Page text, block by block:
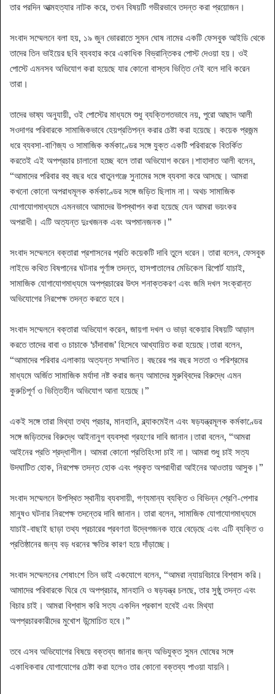
তার পরদিন আত্মহত্যার নাটক করে, তখন বিষয়টি গভীরভাবে তদন্ত করা প্রয়োজন।
সংবাদ সম্মেলনে বলা হয়, ১৯ জুন ভোররাতে সুমন ঘোষ নামের একটি ফেসবুক আইডি থেকে
তাদের তিন ভাইয়ের ছবি ব্যবহার করে একাধিক বিভ্রান্তিকর পোস্ট দেওয়া হয়। ওই
পোস্টে এমনসব অভিযোগ করা হয়েছে যার কোনো বাস্তব ভিত্তি নেই বলে দাবি করেন
তারা।
তাদের ভাষ্য অনুযায়ী, ওই পোস্টের মাধ্যমে শুধু ব্যক্তিগতভাবে নয়, পুরো আছাদ আলী
সওদাগর পরিবারকে সামাজিকভাবে হেয়প্রতিপন্ন করার চেষ্টা করা হয়েছে। কয়েক প্রজন্ম
ধরে ব্যবসা-বাণিজ্য ও সামাজিক কর্মকাণ্ডের সঙ্গে যুক্ত একটি পরিবারকে বিতর্কিত
করতেই এই অপপ্রচার চালানো হচ্ছে বলে তারা অভিযোগ করেন।শাহাদাত আলী বলেন,
“আমাদের পরিবার বহু বছর ধরে খাতুনগঞ্জে সুনামের সঙ্গে ব্যবসা করে আসছে। আমরা
কখনো কোনো অপরাধমূলক কর্মকাণ্ডের সঙ্গে জড়িত ছিলাম না। অথচ সামাজিক
যোগাযোগমাধ্যমে এমনভাবে আমাদের উপস্থাপন করা হয়েছে যেন আমরা ভয়ংকর
অপরাধী। এটি অত্যন্ত দুঃখজনক এবং অপমানজনক।”
সংবাদ সম্মেলনে বক্তারা প্রশাসনের প্রতি কয়েকটি দাবি তুলে ধরেন। তারা বলেন, ফেসবুক
লাইভে কথিত বিষপানের ঘটনার পূর্ণাঙ্গ তদন্ত, হাসপাতালের মেডিকেল রিপোর্ট যাচাই,
সামাজিক যোগাযোগমাধ্যমে অপপ্রচারের উৎস শনাক্তকরণ এবং জমি দখল সংক্রান্ত
অভিযোগের নিরপেক্ষ তদন্ত করতে হবে।
সংবাদ সম্মেলনে বক্তারা অভিযোগ করেন, জায়গা দখল ও ভাড়া বকেয়ার বিষয়টি আড়াল
করতে তাদের বাবা ও চাচাকে ‘চাঁদাবাজ’ হিসেবে আখ্যায়িত করা হয়েছে।তারা বলেন,
“আমাদের পরিবার এলাকায় অত্যন্ত সম্মানিত। বছরের পর বছর সততা ও পরিশ্রমের
মাধ্যমে অর্জিত সামাজিক মর্যাদা নষ্ট করার জন্য আমাদের মুরুব্বিদের বিরুদ্ধে এমন
কুরুচিপূর্ণ ও ভিত্তিহীন অভিযোগ আনা হয়েছে।”
একই সঙ্গে তারা মিথ্যা তথ্য প্রচার, মানহানি, ব্ল্যাকমেইল এবং ষড়যন্ত্রমূলক কর্মকাণ্ডের
সঙ্গে জড়িতদের বিরুদ্ধে আইনানুগ ব্যবস্থা গ্রহণের দাবি জানান।তারা বলেন, “আমরা
আইনের প্রতি শ্রদ্ধাশীল। আমরা কোনো প্রতিহিংসা চাই না। আমরা শুধু চাই সত্য
উদঘাটিত হোক, নিরপেক্ষ তদন্ত হোক এবং প্রকৃত অপরাধীরা আইনের আওতায় আসুক।”
সংবাদ সম্মেলনে উপস্থিত স্থানীয় ব্যবসায়ী, গণ্যমান্য ব্যক্তি ও বিভিন্ন শ্রেণি-পেশার
মানুষও ঘটনার নিরপেক্ষ তদন্তের দাবি জানান। তারা বলেন, সামাজিক যোগাযোগমাধ্যমে
যাচাই-বাছাই ছাড়া তথ্য প্রচারের প্রবণতা উদ্বেগজনক হারে বেড়েছে এবং এটি ব্যক্তি ও
প্রতিষ্ঠানের জন্য বড় ধরনের ক্ষতির কারণ হয়ে দাঁড়াচ্ছে।
সংবাদ সম্মেলনের শেষাংশে তিন ভাই একযোগে বলেন, “আমরা ন্যায়বিচারে বিশ্বাস করি।
আমাদের পরিবারকে ঘিরে যে অপপ্রচার, মানহানি ও ষড়যন্ত্র চলছে, তার সুষ্ঠু তদন্ত এবং
বিচার চাই। আমরা বিশ্বাস করি সত্য একদিন প্রকাশ হবেই এবং মিথ্যা
অপপ্রচারকারীদের মুখোশ উন্মোচিত হবে।”
তবে এসব অভিযোগের বিষয়ে বক্তব্য জানার জন্য অভিযুক্ত সুমন ঘোষের সঙ্গে
একাধিকবার যোগাযোগের চেষ্টা করা হলেও তার কোনো বক্তব্য পাওয়া যায়নি।